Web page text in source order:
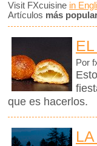
Visit FXcuisine in
Artículos más
Por
que es hacerlos.